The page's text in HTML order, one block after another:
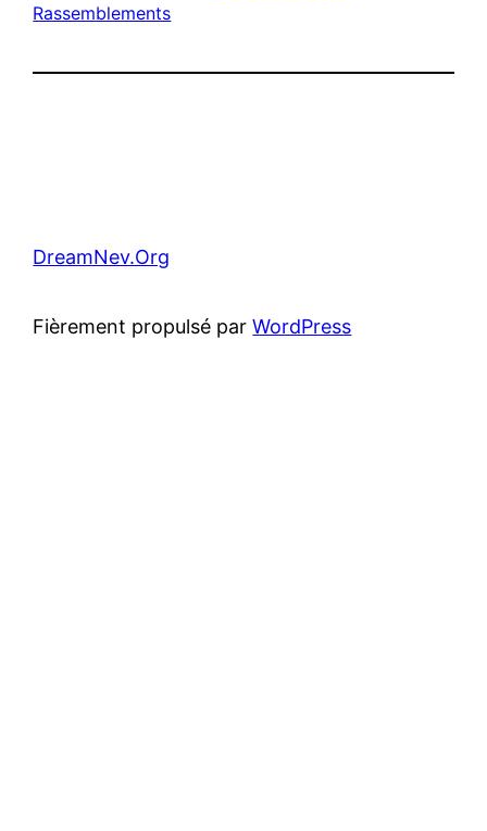
Rassemblements
DreamNev.Org
Fièrement propulsé parWordPress